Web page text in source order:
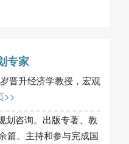
专家
晋升经济学教授，宏观
>>
划咨询。出版专著、教
篇。主持和参与完成国